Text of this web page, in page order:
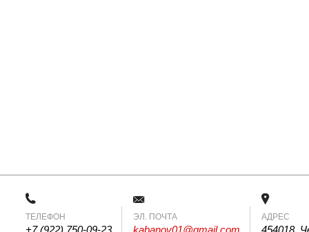
ТЕЛЕФОН
+7 (922) 750-09-23
ЭЛ. ПОЧТА
kabanov01@gmail.com
АДРЕС
454018,